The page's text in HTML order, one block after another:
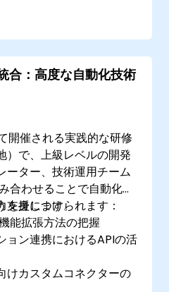
できる
化ワークフローの最適
る
合：高度な自動化技術
開催される実践的な研修
）で、上級レベルの開発
ーター、技術運用チーム
合わせることで自動化プ
支援します。
身につけられます：
能拡張方法の把握
ョン連携におけるAPIの活
けカスタムコネクターの